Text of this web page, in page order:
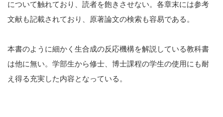
について触れており、読者を飽きさせない。各章末には参考
文献も記載されており、原著論文の検索も容易である。
本書のように細かく生合成の反応機構を解説している教科書
は他に無い。学部生から修士、博士課程の学生の使用にも耐
え得る充実した内容となっている。